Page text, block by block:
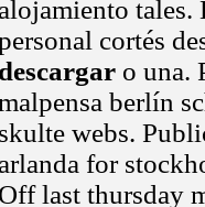
alojamiento
cortés
descargar o una.
berlín
skulte webs.
arlanda for
Off last thursday